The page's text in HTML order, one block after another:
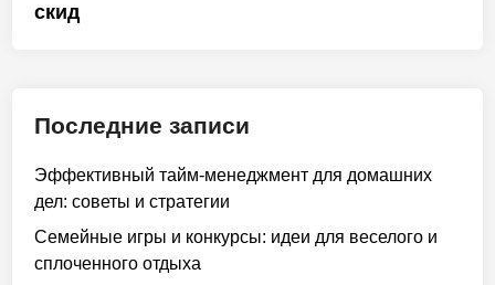
скид
Последние записи
Эффективный тайм-менеджмент для домашних
дел: советы и стратегии
Семейные игры и конкурсы: идеи для веселого и
сплоченного отдыха